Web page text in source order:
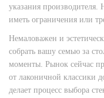
указания
иметь ограничения или
Немаловажен и
собрать вашу семью за
моменты. Рынок сейчас
от лаконичной классики
делает процесс выбора